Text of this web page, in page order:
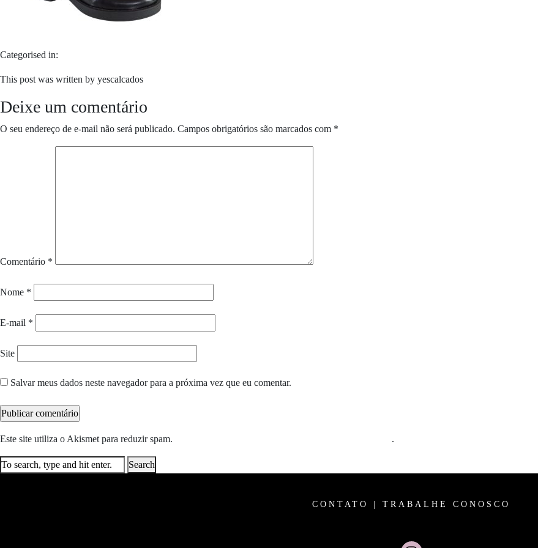
Categorised in:
This post was written by yescalcados
Deixe um comentário
O seu endereço de e-mail não será publicado. Campos obrigatórios são marcados com *
Comentário *
Nome *
E-mail *
Site
Salvar meus dados neste navegador para a próxima vez que eu comentar.
Este site utiliza o Akismet para reduzir spam. .
Search
CONTATO TRABALHE CONOSCO